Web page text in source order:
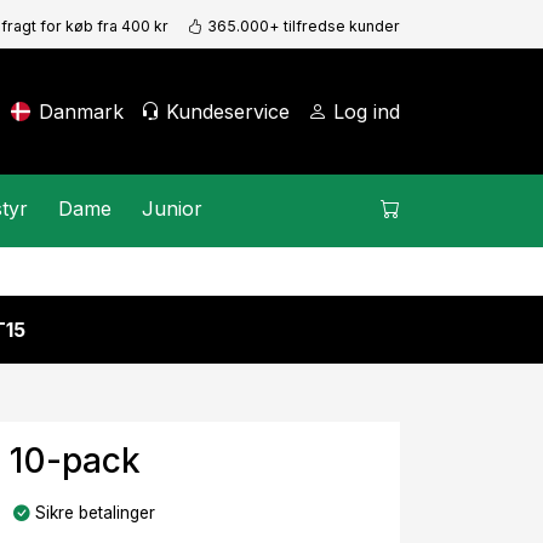
fragt for køb fra 400 kr 365.000+ tilfredse kunder
Danmark Kundeservice Log ind
Dame Junior
10-pack
Sikre betalinger